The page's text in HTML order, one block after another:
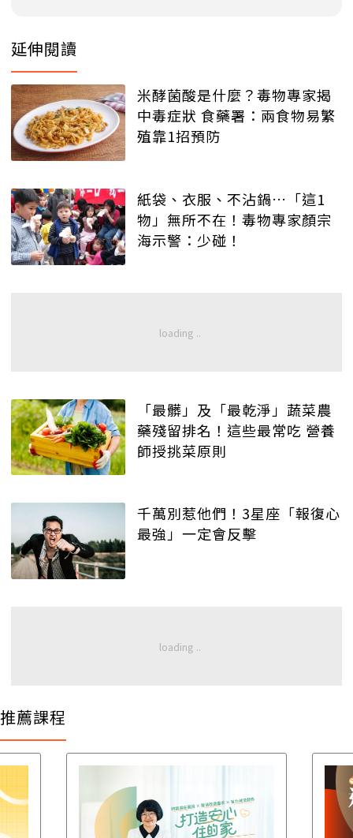
延伸閱讀
米酵菌酸是什麼？毒物專家揭
中毒症狀 食藥署：兩食物易繁
殖靠1招預防
紙袋、衣服、不沾鍋…「這1
物」無所不在！毒物專家顏宗
海示警：少碰！
「最髒」及「最乾淨」蔬菜農
藥殘留排名！這些最常吃 營養
師授挑菜原則
千萬別惹他們！3星座「報復心
最強」一定會反擊
推薦課程